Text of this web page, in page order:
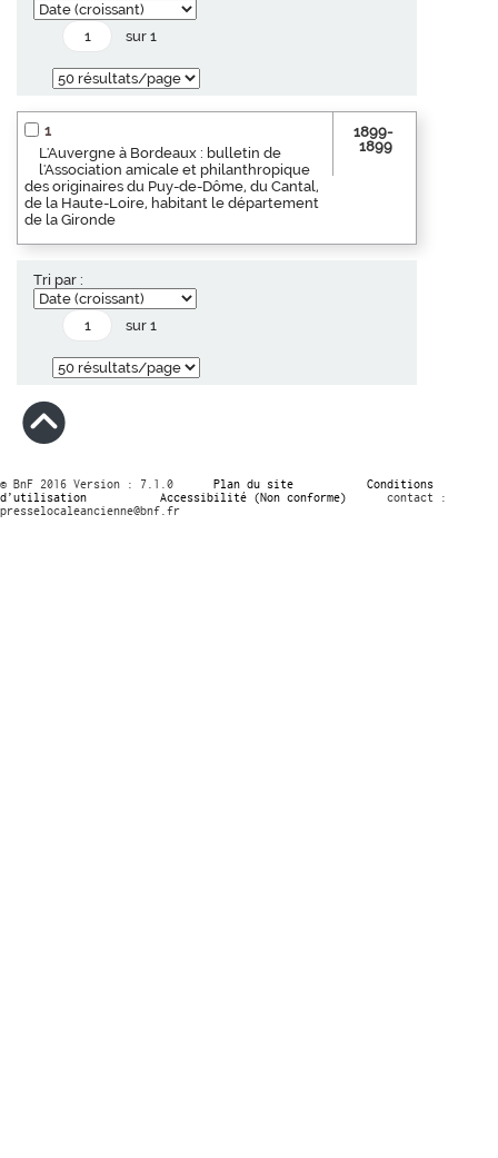
sur 1
1
L'Auvergne à Bordeaux : bulletin de
l'Association amicale et philanthropique
des originaires du Puy-de-Dôme, du Cantal,
de la Haute-Loire, habitant le département
de la Gironde
1899-
1899
Tri par :
sur 1
© BnF 2016 Version : 7.1.0 Plan du site
Conditions
d’utilisation
Accessibilité (Non conforme)
contact :
presselocaleancienne@bnf.fr